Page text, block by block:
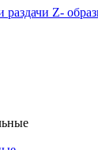
Z-